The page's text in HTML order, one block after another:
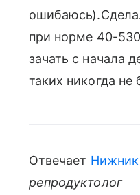
при норме 40-
зачать с начала
таких никогда
Отвечает Нижник
репродуктолог